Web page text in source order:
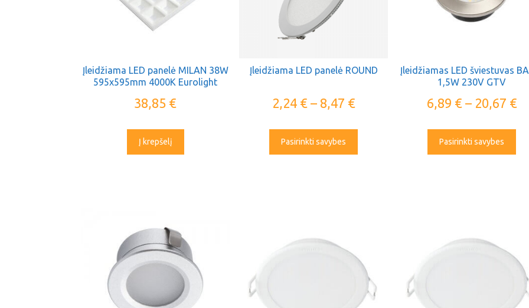
Įleidžiama LED panelė MILAN 38W
595x595mm 4000K Eurolight
38,85 €
Į krepšelį
Įleidžiama LED panelė ROUND
2,24 € – 8,47 €
Pasirinkti savybes
Įleidžiamas LED šviestuvas
1,5W 230V GTV
6,89 € – 20,67 €
Pasirinkti savybes